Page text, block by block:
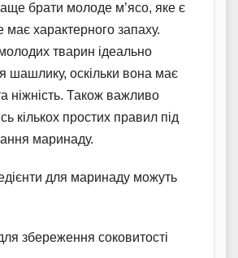
брати молоде м’ясо, яке є
має характерного запаху.
тварин ідеально
шашлику, оскільки вона має
ніжність. Також важливо
кількох простих правил під
маринаду.
для маринаду можуть
збереження соковитості